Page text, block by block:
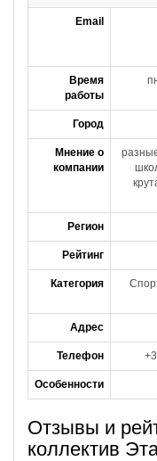
Email
Время
работы
Город
Мнение о
компании
Регион
Рейтинг
Категория
Адрес
Телефон
Особенности
Отзывы и
коллектив